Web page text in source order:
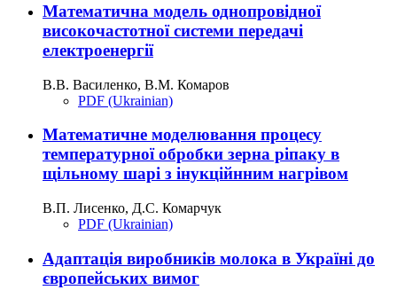
Математична модель однопровідної
високочастотної системи передачі
електроенергії
В.В. Василенко, В.М. Комаров
PDF (Ukrainian)
Математичне моделювання процесу
температурної обробки зерна ріпаку в
щільному шарі з інукційнним нагрівом
В.П. Лисенко, Д.С. Комарчук
PDF (Ukrainian)
Адаптація виробників молока в Україні до
європейських вимог